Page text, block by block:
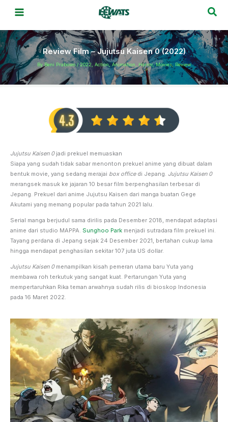
Review Film – Jujutsu Kaisen 0 (2022)
By Beni Prabowo/2022 Action ,Animation Horror,Movies, Review
Jujutsu Kaisen 0jadi prekuel memuaskan
Siapa yang sudah tidak sabar menonton prekuel anime yang dibuat dalam
bentuk movie, yang sedang merajai box office di Jepang. Jujutsu Kaisen 0
merangsek masuk ke jajaran 10 besar film berpenghasilan terbesar di
Jepang. Prekuel dari anime Jujutsu Kaisen dari manga buatan Gege
Akutami yang memang popular pada tahun 2021 lalu.
Serial manga berjudul sama dirilis pada Desember 2018, mendapat adaptasi
anime dari studio MAPPA. Sunghoo Park menjadi sutradara film prekuel ini.
Tayang perdana di Jepang sejak 24 Desember 2021, bertahan cukup lama
hingga mendapat penghasilan sekitar 107 juta US dollar.
Jujutsu Kaisen 0 menampilkan kisah pemeran utama baru Yuta yang
membawa roh terkutuk yang sangat kuat. Pertarungan Yuta yang
mempertaruhkan Rika teman arwahnya sudah rilis di bioskop Indonesia
pada 16 Maret 2022.